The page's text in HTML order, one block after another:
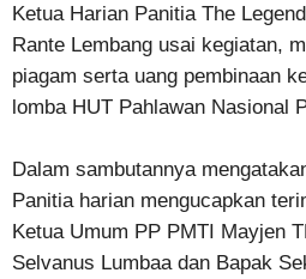
Ketua Harian Panitia The
Rante Lembang usai kegiatan,
piagam serta uang pembinaan
lomba HUT Pahlawan Nasional
Dalam sambutannya
Panitia harian mengucapkan
Ketua Umum PP PMTI Mayjen
Selvanus Lumbaa dan Bapak